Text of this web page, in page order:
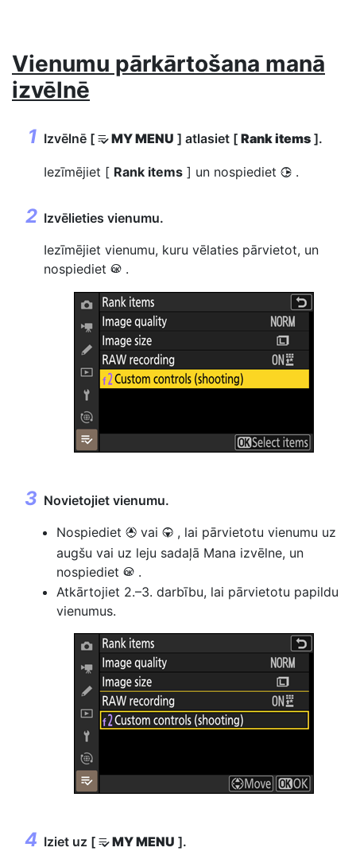
Vienumu pārkārtošana manā
izvēlnē
Izvēlnē [ OMY MENU ] atlasiet [ Rank items ].
Iezīmējiet [ Rank items ] un nospiediet 2 .
Izvēlieties vienumu.
Iezīmējiet vienumu, kuru vēlaties pārvietot, un
nospiediet J .
Novietojiet vienumu.
Nospiediet 1 vai 3 , lai pārvietotu vienumu uz
augšu vai uz leju sadaļā Mana izvēlne, un
nospiediet J .
Atkārtojiet 2.–3. darbību, lai pārvietotu papildu
vienumus.
Iziet uz [ OMY MENU ].